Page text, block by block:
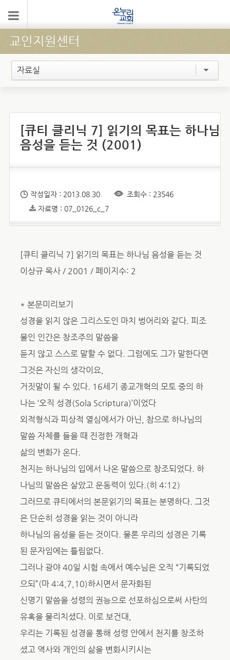
교인지원센터
자료실
[큐티 클리닉 7] 읽기의 목표는 하나님
음성을 듣는 것 (2001)
작성일자 : 2013.08.30.
조회수 : 23546
자료명 : 07_0126_c_7
[큐티 클리닉 7] 읽기의 목표는 하나님 음성을 듣는 것
이상규 목사 / 2001 / 페이지수: 2
* 본문미리보기
성경을 읽지 않은 그리스도인 마치 벙어리와 같다. 피조
물인 인간은 창조주의 말씀을
듣지 않고 스스로 말할 수 없다. 그럼에도 그가 말한다면
그것은 자신의 생각이요,
거짓말이 될 수 있다. 16세기 종교개혁의 모토 중의 하
나는 ‘오직 성경(Sola Scriptura)’이었다
외적형식과 피상적 열심에서가 아닌, 참으로 하나님의
말씀 자체를 들을 때 진정한 개혁과
삶의 변화가 온다.
천지는 하나님의 입에서 나온 말씀으로 창조되었다. 하
나님의 말씀은 살았고 운동력이 있다.(히 4:12)
그러므로 큐티에서의 본문읽기의 목표는 분명하다. 그것
은 단순히 성경을 읽는 것이 아니라
하나님의 음성을 듣는 것이다. 물론 우리의 성경은 기록
된 문자임에는 틀림없다.
그러나 광야 40일 시험 속에서 예수님은 오직 “기록되었
으되”(마 4:4,7,10)하시면서 문자화된
신명기 말씀을 성령의 권능으로 선포하심으로써 사탄의
유혹을 물리치셨다. 이로 보건대,
우리는 기록된 성경을 통해 성령 안에서 천지를 창조하
셨고 역사와 개인의 삶을 변화시키시는